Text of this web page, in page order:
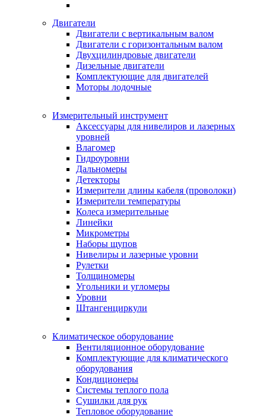
Двигатели
Двигатели с вертикальным валом
Двигатели с горизонтальным валом
Двухцилиндровые двигатели
Дизельные двигатели
Комплектующие для двигателей
Моторы лодочные
Измерительный инструмент
Аксессуары для нивелиров и лазерных
уровней
Влагомер
Гидроуровни
Дальномеры
Детекторы
Измерители длины кабеля (проволоки)
Измерители температуры
Колеса измерительные
Линейки
Микрометры
Наборы щупов
Нивелиры и лазерные уровни
Рулетки
Толщиномеры
Угольники и угломеры
Уровни
Штангенциркули
Климатическое оборудование
Вентиляционное оборудование
Комплектующие для климатического
оборудования
Кондиционеры
Системы теплого пола
Сушилки для рук
Тепловое оборудование